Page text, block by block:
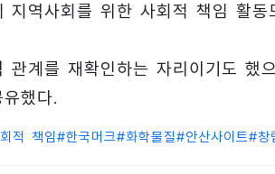
지역사회를 위한 사회적 책임 활
관계를 재확인하는 자리이기도 했
했다.
적 책임#한국머크#화학물질#안산사이트#창